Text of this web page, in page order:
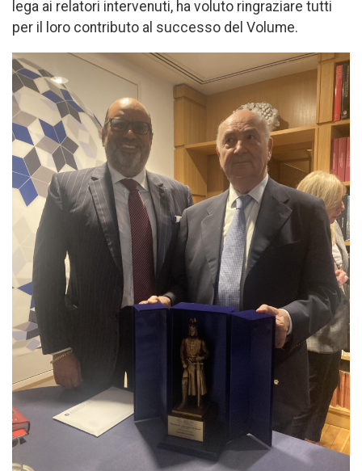
lega ai relatori intervenuti, ha voluto ringraziare tutti
per il loro contributo al successo del Volume.